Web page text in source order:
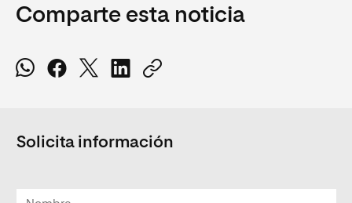
Comparte esta noticia
Solicita información